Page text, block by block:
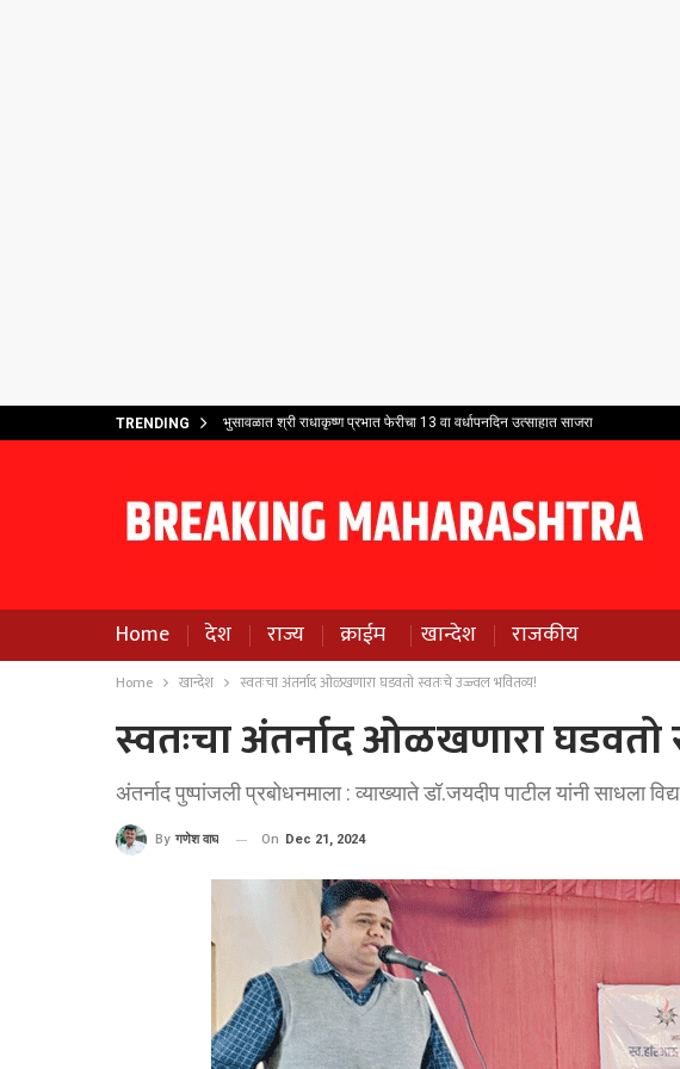
TRENDING भुसावळात श्री राधाकृष्ण प्रभात फेरीचा 13 वा वर्धापनदिन उत्साहात साजरा
Home देश राज्य क्राईम खान्देश राजकीय
Home खान्देश स्वतःचा अंतर्नाद ओळखणारा घडवतो स्वतःचे उज्ज्वल भवितव्य!
स्वतःचा अंतर्नाद ओळखणारा घडवतो
अंतर्नाद पुष्पांजली प्रबोधनमाला : व्याख्याते डॉ.जयदीप पाटील यांनी साधला
By गणेश वाघ On Dec 21, 2024